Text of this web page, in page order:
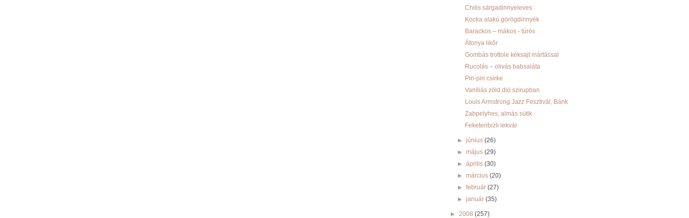
Chilis sárgadinnyeleves
Kocka alakú görögdinnyék
Barackos – mákos - túrós
Áfonya likőr
Gombás trottole kéksajt mártással
Rucolás – olivás babsaláta
Piri-piri csirke
Vaníliás zöld dió szirupban
Louis Armstrong Jazz Fesztivál, Bánk
Zabpelyhes, almás sütik
Feketeribizli lekvár
►június(26)
►május(29)
►április(30)
►március(20)
►február(27)
►január(35)
► 2008 (257)